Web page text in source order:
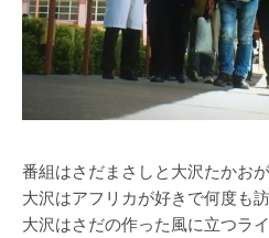
番組はさだまさしと大沢たかお
大沢はアフリカが好きで何度も
大沢はさだの作った風に立つラ